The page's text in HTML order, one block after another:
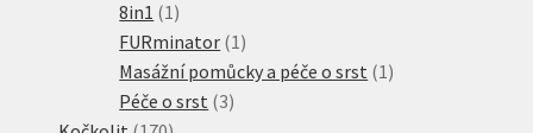
8in1 1 1
produkt
FURminator 1 1
produkt
Masážní pomůcky a péče o srst 1 1
Péče o srst 33